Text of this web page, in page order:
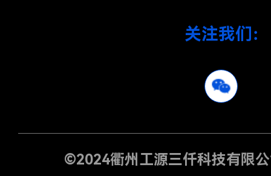
关注我们：
©2024衢州工源三仟科技有限